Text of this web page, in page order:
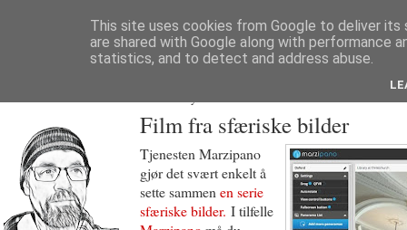
Film fra sfæriske bilder
Tjenesten Marzipano
gjør det svært enkelt å
sette sammen en serie
sfæriske bilder. I tilfelle
This site uses cookies from Google to deliver its
are shared with Google along with performance
statistics, and to detect and address abuse.